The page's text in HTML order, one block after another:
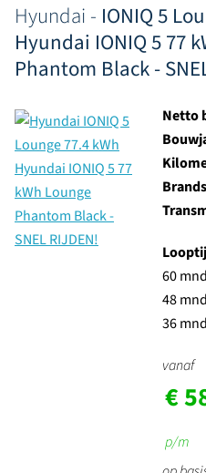
Hyundai - IONIQ 5
Hyundai IONIQ 5 77
Phantom Black -
Netto
60 mnd
48 mnd
36 mnd
vanaf
€
p/m